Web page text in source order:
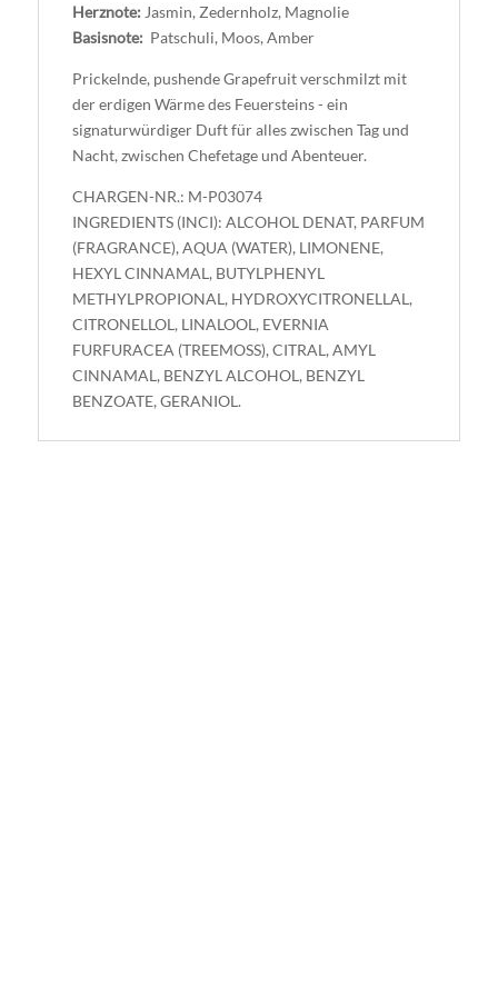
Herznote: Jasmin, Zedernholz, Magnolie
Basisnote: Patschuli, Moos, Amber
Prickelnde, pushende Grapefruit verschmilzt mit
der erdigen Wärme des Feuersteins - ein
signaturwürdiger Duft für alles zwischen Tag und
Nacht, zwischen Chefetage und Abenteuer.
CHARGEN-NR.: M-P03074
INGREDIENTS (INCI): ALCOHOL DENAT, PARFUM
(FRAGRANCE), AQUA (WATER), LIMONENE,
HEXYL CINNAMAL, BUTYLPHENYL
METHYLPROPIONAL, HYDROXYCITRONELLAL,
CITRONELLOL, LINALOOL, EVERNIA
FURFURACEA (TREEMOSS), CITRAL, AMYL
CINNAMAL, BENZYL ALCOHOL, BENZYL
BENZOATE, GERANIOL.